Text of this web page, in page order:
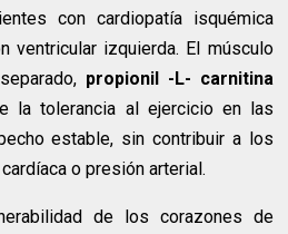
con cardiopatía isquémica
ventricular izquierda. El músculo
propionil -L- carnitina
la tolerancia al ejercicio en las
estable, sin contribuir a los
o presión arterial.
de los corazones de